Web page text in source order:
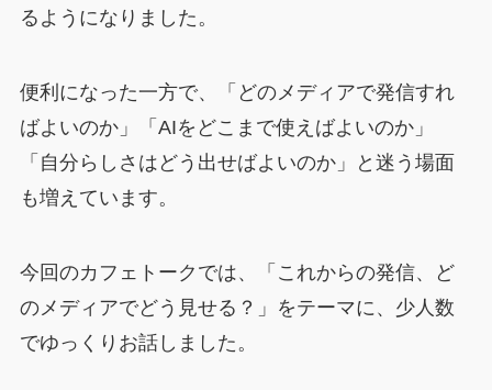
るようになりました。
便利になった一方で、「どのメディアで発信すれ
ばよいのか」「AIをどこまで使えばよいのか」
「自分らしさはどう出せばよいのか」と迷う場面
も増えています。
今回のカフェトークでは、「これからの発信、ど
のメディアでどう見せる？」をテーマに、少人数
でゆっくりお話しました。